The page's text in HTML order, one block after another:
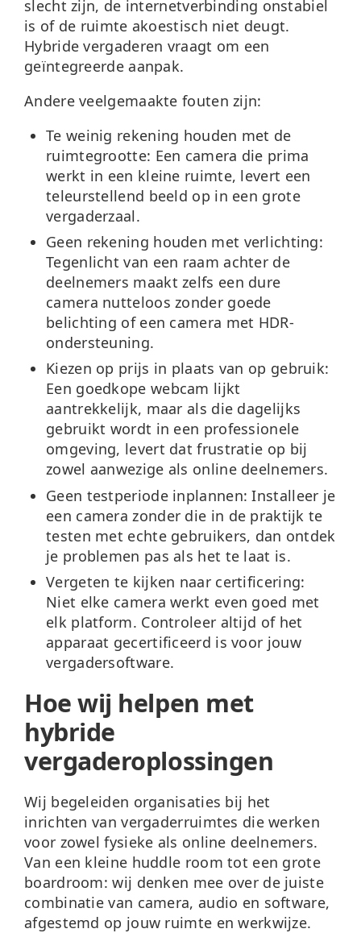
slecht zijn, de internetverbinding onstabiel
is of de ruimte akoestisch niet deugt.
Hybride vergaderen vraagt om een
geïntegreerde aanpak.
Andere veelgemaakte fouten zijn:
Te weinig rekening houden met de
ruimtegrootte: Een camera die prima
werkt in een kleine ruimte, levert een
teleurstellend beeld op in een grote
vergaderzaal.
Geen rekening houden met verlichting:
Tegenlicht van een raam achter de
deelnemers maakt zelfs een dure
camera nutteloos zonder goede
belichting of een camera met HDR-
ondersteuning.
Kiezen op prijs in plaats van op gebruik:
Een goedkope webcam lijkt
aantrekkelijk, maar als die dagelijks
gebruikt wordt in een professionele
omgeving, levert dat frustratie op bij
zowel aanwezige als online deelnemers.
Geen testperiode inplannen: Installeer je
een camera zonder die in de praktijk te
testen met echte gebruikers, dan ontdek
je problemen pas als het te laat is.
Vergeten te kijken naar certificering:
Niet elke camera werkt even goed met
elk platform. Controleer altijd of het
apparaat gecertificeerd is voor jouw
vergadersoftware.
Hoe wij helpen met
hybride
vergaderoplossingen
Wij begeleiden organisaties bij het
inrichten van vergaderruimtes die werken
voor zowel fysieke als online deelnemers.
Van een kleine huddle room tot een grote
boardroom: wij denken mee over de juiste
combinatie van camera, audio en software,
afgestemd op jouw ruimte en werkwijze.